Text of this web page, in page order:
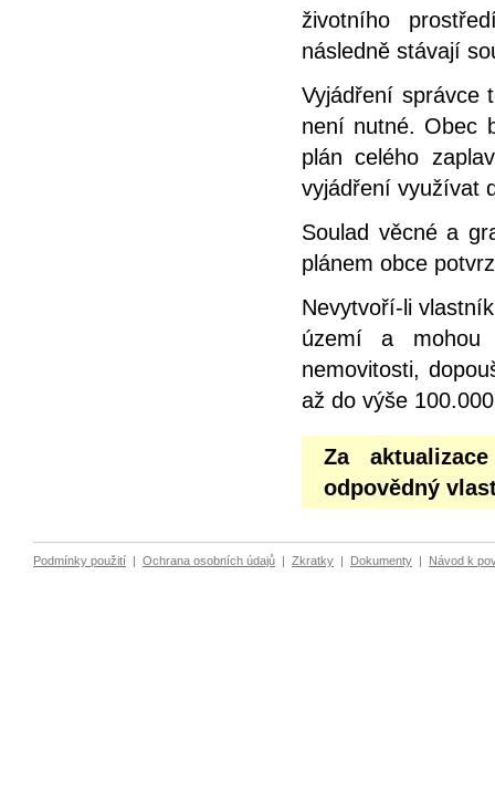
životního
následně stávají
Vyjádření správce
není nutné. Obec
plán celého
vyjádření využívat
Soulad věcné a
plánem obce
Nevytvoří-li
území a mohou
nemovitosti,
až do výše
Za
odpovědný
Podmínky použití Ochrana osobních údajů Zkratky Dokumenty Návod k